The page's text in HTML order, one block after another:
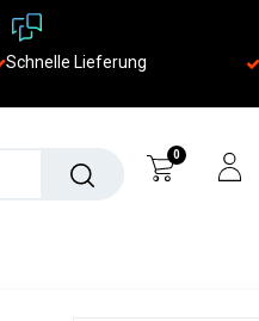
Schnelle Lieferung
0